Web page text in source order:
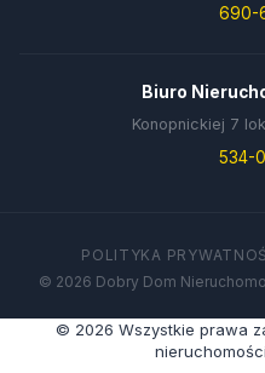
690-
Biuro
Konopnickiej 7
534-
POLITYKA
© 2026 Dobry Dom
© 2026 Wszystkie prawa